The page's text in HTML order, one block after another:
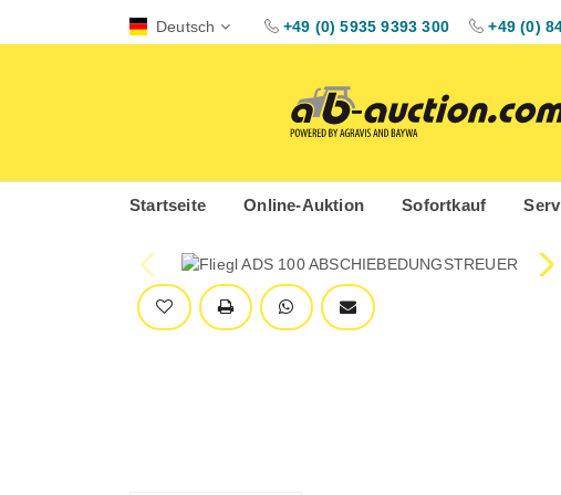
Deutsch +49 (0) 5935 9393 300 +49 (0)
Startseite Online-Auktion Sofortkauf